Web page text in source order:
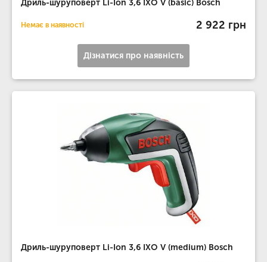
Дриль-шуруповерт Li-Ion 3,6 IXO V (basic) Bosch
Немає в наявності 2 922 грн
Дізнатися про наявність
Дриль-шуруповерт Li-Ion 3,6 IXO V (medium) Bosch